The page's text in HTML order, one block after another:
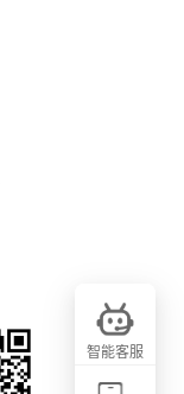
智能客服